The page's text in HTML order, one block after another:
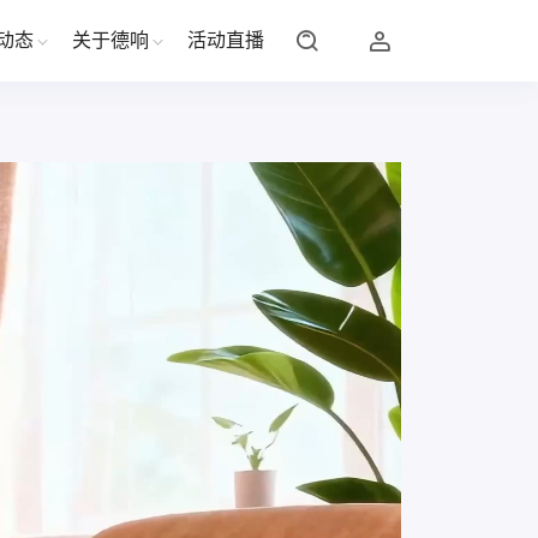
态 关于德响 活动直播